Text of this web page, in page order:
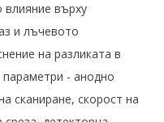
влияние върху
и лъчевото
на разликата в
параметри - анодно
сканиране, скорост на